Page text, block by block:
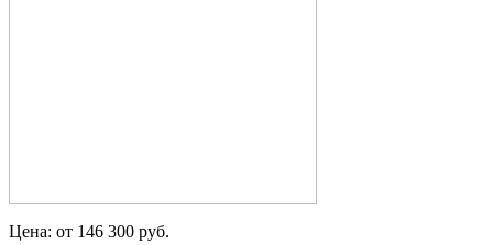
Цена: от 146 300 руб.